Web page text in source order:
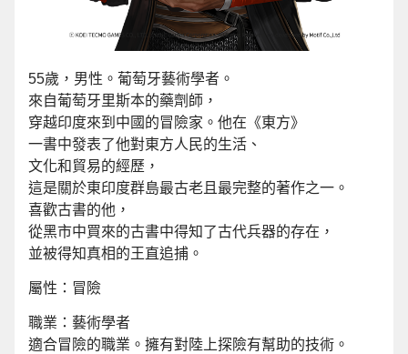
55歲，男性。葡萄牙藝術學者。
來自葡萄牙里斯本的藥劑師，
穿越印度來到中國的冒險家。他在《東方》
一書中發表了他對東方人民的生活、
文化和貿易的經歷，
這是關於東印度群島最古老且最完整的著作之一。
喜歡古書的他，
從黑市中買來的古書中得知了古代兵器的存在，
並被得知真相的王直追捕。
屬性：冒險
職業：藝術學者
適合冒險的職業。擁有對陸上探險有幫助的技術。